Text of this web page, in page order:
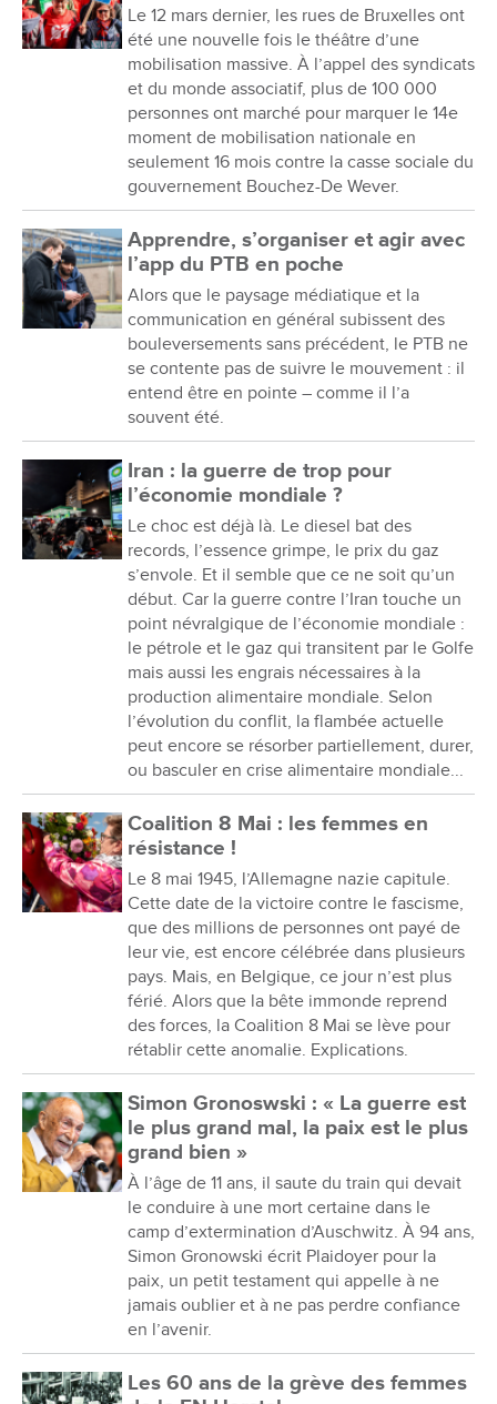
Le 12 mars dernier, les rues de Bruxelles ont
été une nouvelle fois le théâtre d’une
mobilisation massive. À l’appel des syndicats
et du monde associatif, plus de 100 000
personnes ont marché pour marquer le 14e
moment de mobilisation nationale en
seulement 16 mois contre la casse sociale du
gouvernement Bouchez-De Wever.
Apprendre, s’organiser et agir avec
l’app du PTB en poche
Alors que le paysage médiatique et la
communication en général subissent des
bouleversements sans précédent, le PTB ne
se contente pas de suivre le mouvement : il
entend être en pointe – comme il l’a
souvent été.
Iran : la guerre de trop pour
l’économie mondiale ?
Le choc est déjà là. Le diesel bat des
records, l’essence grimpe, le prix du gaz
s’envole. Et il semble que ce ne soit qu’un
début. Car la guerre contre l’Iran touche un
point névralgique de l’économie mondiale :
le pétrole et le gaz qui transitent par le Golfe
mais aussi les engrais nécessaires à la
production alimentaire mondiale. Selon
l’évolution du conflit, la flambée actuelle
peut encore se résorber partiellement, durer,
ou basculer en crise alimentaire mondiale...
Coalition 8 Mai : les femmes en
résistance !
Le 8 mai 1945, l’Allemagne nazie capitule.
Cette date de la victoire contre le fascisme,
que des millions de personnes ont payé de
leur vie, est encore célébrée dans plusieurs
pays. Mais, en Belgique, ce jour n’est plus
férié. Alors que la bête immonde reprend
des forces, la Coalition 8 Mai se lève pour
rétablir cette anomalie. Explications.
Simon Gronoswski : « La guerre est
le plus grand mal, la paix est le plus
grand bien »
À l’âge de 11 ans, il saute du train qui devait
le conduire à une mort certaine dans le
camp d’extermination d’Auschwitz. À 94 ans,
Simon Gronowski écrit Plaidoyer pour la
paix, un petit testament qui appelle à ne
jamais oublier et à ne pas perdre confiance
en l’avenir.
Les 60 ans de la grève des femmes